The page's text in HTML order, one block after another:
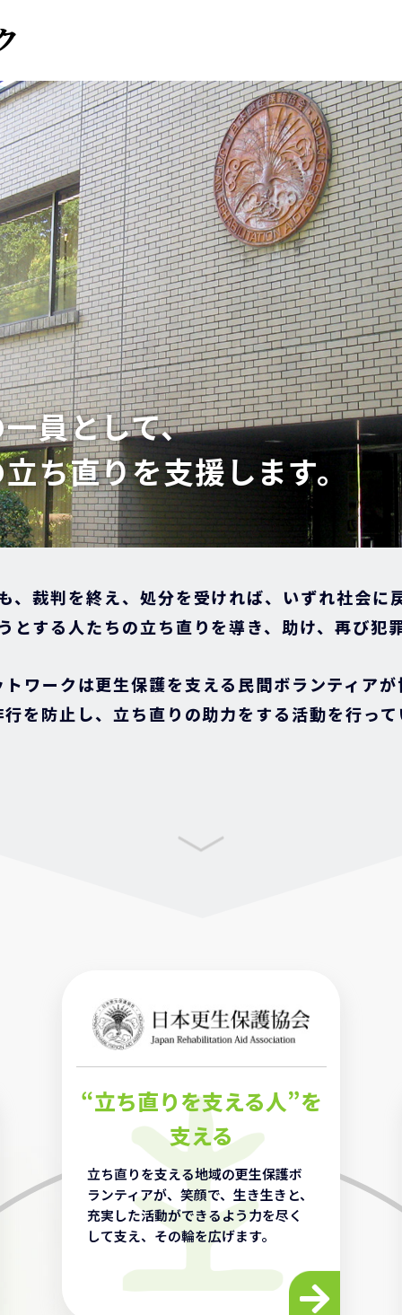
員として、
ち直りを支援します。
、裁判を終え、処分を受ければ、いずれ社会に
とする人たちの立ち直りを導き、助け、再び犯
ワークは更生保護を支える民間ボランティア
を防止し、立ち直りの助力をする活動を行っ
“立ち直りを支える人”を
支える
立ち直りを支える地域の更生保護ボ
ランティアが、笑顔で、生き生きと、
充実した活動ができるよう力を尽く
して支え、その輪を広げます。